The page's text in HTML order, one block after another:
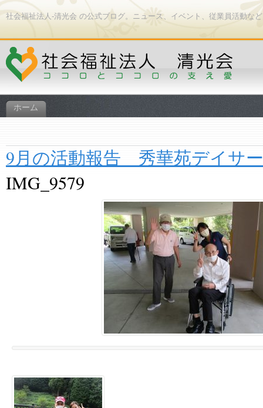
社会福祉法人-清光会 の公式ブログ。ニュース、イベント、従業員活動な
ホーム
9月の活動報告 秀華苑デイサ
IMG_9579